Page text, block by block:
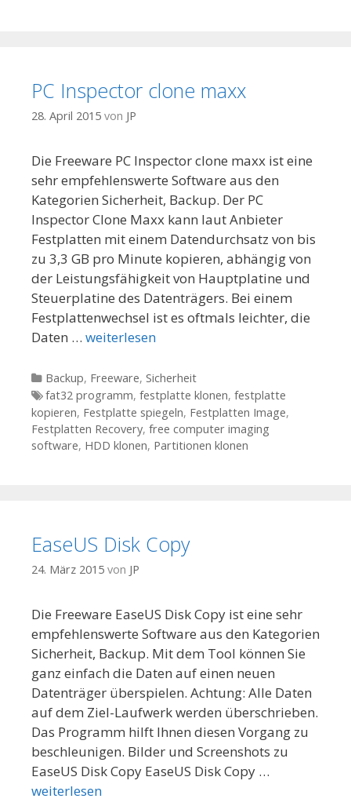
PC Inspector clone maxx
28. April 2015 von JP
Die Freeware PC Inspector clone maxx ist eine
sehr empfehlenswerte Software aus den
Kategorien Sicherheit, Backup. Der PC
Inspector Clone Maxx kann laut Anbieter
Festplatten mit einem Datendurchsatz von bis
zu 3,3 GB pro Minute kopieren, abhängig von
der Leistungsfähigkeit von Hauptplatine und
Steuerplatine des Datenträgers. Bei einem
Festplattenwechsel ist es oftmals leichter, die
Daten … weiterlesen
Kategorien
Backup, Freeware, Sicherheit
Tags
fat32 programm, festplatte klonen, festplatte
kopieren, Festplatte spiegeln, Festplatten Image,
Festplatten Recovery, free computer imaging
software, HDD klonen, Partitionen klonen
EaseUS Disk Copy
24. März 2015 von JP
Die Freeware EaseUS Disk Copy ist eine sehr
empfehlenswerte Software aus den Kategorien
Sicherheit, Backup. Mit dem Tool können Sie
ganz einfach die Daten auf einen neuen
Datenträger überspielen. Achtung: Alle Daten
auf dem Ziel-Laufwerk werden überschrieben.
Das Programm hilft Ihnen diesen Vorgang zu
beschleunigen. Bilder und Screenshots zu
EaseUS Disk Copy EaseUS Disk Copy …
weiterlesen